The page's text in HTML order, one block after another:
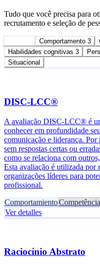
Tudo que você precisa para
recrutamento e seleção de
Comportamento 3
Habilidades cognitivas 3
Situacional
DISC-LCC®
A avaliação DISC-LCC® é
conhecer em profundidade
comunicação e liderança.
sem respostas certas ou
como se relaciona com
Esta avaliação é utilizada por
organizações líderes para
profissional.
Comportamiento
Ver detalles
Raciocínio Abstrato